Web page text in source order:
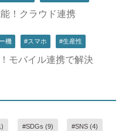
！クラウド連携
機 #スマホ #生産性
モバイル連携で解決
#SDGs (9) #SNS (4)